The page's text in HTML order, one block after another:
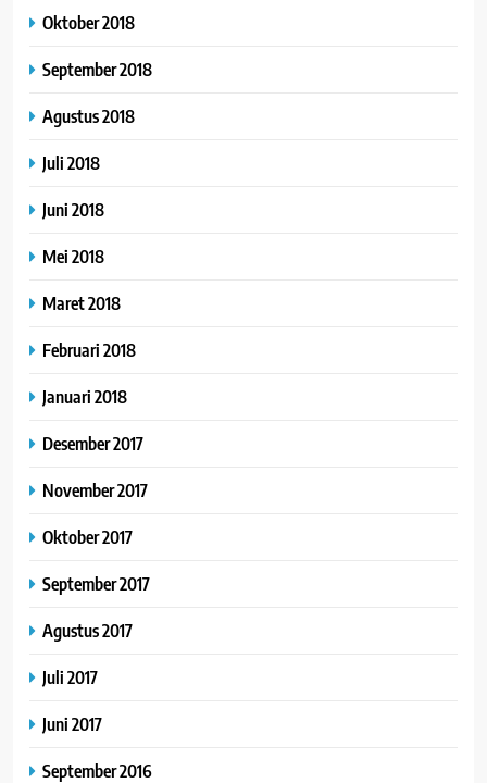
Oktober 2018
September 2018
Agustus 2018
Juli 2018
Juni 2018
Mei 2018
Maret 2018
Februari 2018
Januari 2018
Desember 2017
November 2017
Oktober 2017
September 2017
Agustus 2017
Juli 2017
Juni 2017
September 2016